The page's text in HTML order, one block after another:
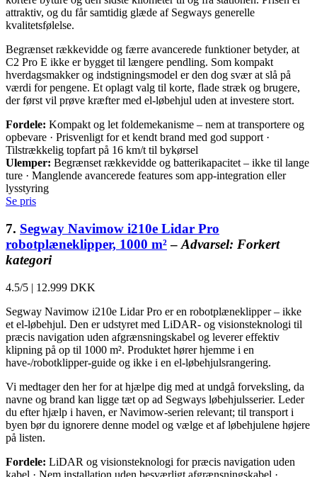
attraktiv, og du får samtidig glæde af Segways generelle
kvalitetsfølelse.
Begrænset rækkevidde og færre avancerede funktioner betyder, at
C2 Pro E ikke er bygget til længere pendling. Som kompakt
hverdagsmakker og indstigningsmodel er den dog svær at slå på
værdi for pengene. Et oplagt valg til korte, flade stræk og brugere,
der først vil prøve kræfter med el-løbehjul uden at investere stort.
Fordele: Kompakt og let foldemekanisme – nem at transportere og
opbevare · Prisvenligt for et kendt brand med god support ·
Tilstrækkelig topfart på 16 km/t til bykørsel
Ulemper: Begrænset rækkevidde og batterikapacitet – ikke til lange
ture · Manglende avancerede features som app-integration eller
lysstyring
Se pris
7. Segway Navimow i210e Lidar Pro
robotplæneklipper, 1000 m²– Advarsel: Forkert
kategori
4.5/5 | 12.999 DKK
Segway Navimow i210e Lidar Pro er en robotplæneklipper – ikke
et el-løbehjul. Den er udstyret med LiDAR- og visionsteknologi til
præcis navigation uden afgrænsningskabel og leverer effektiv
klipning på op til 1000 m². Produktet hører hjemme i en
have-/robotklipper-guide og ikke i en el-løbehjulsrangering.
Vi medtager den her for at hjælpe dig med at undgå forveksling, da
navne og brand kan ligge tæt op ad Segways løbehjulsserier. Leder
du efter hjælp i haven, er Navimow-serien relevant; til transport i
byen bør du ignorere denne model og vælge et af løbehjulene højere
på listen.
Fordele: LiDAR og visionsteknologi for præcis navigation uden
kabel · Nem installation uden besværligt afgrænsningskabel ·